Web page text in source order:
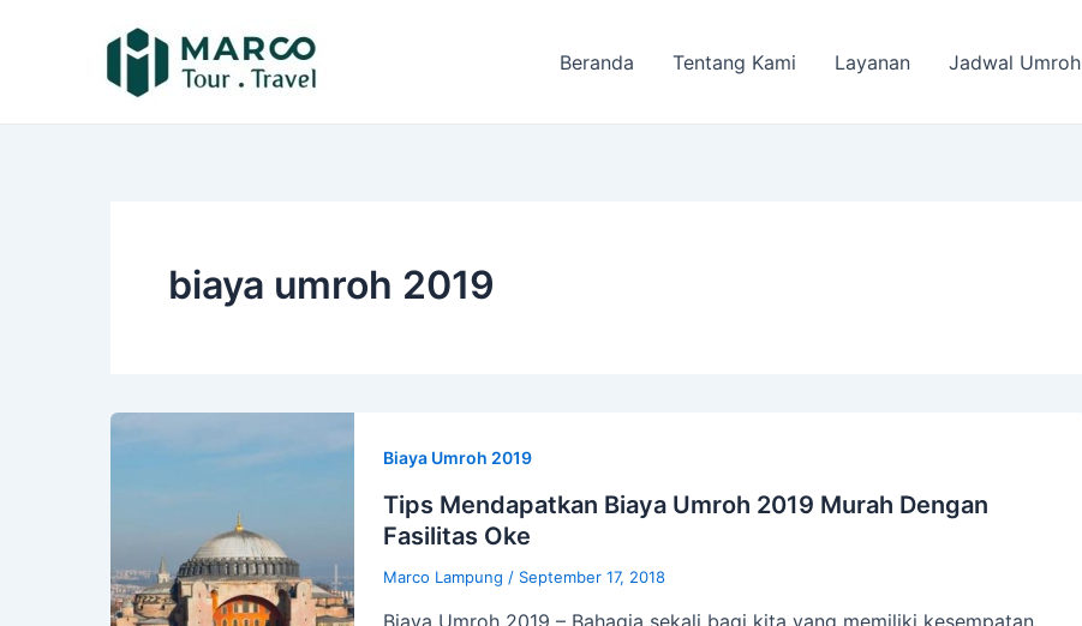
Beranda Tentang Kami Layanan Jadwal Umroh
biaya umroh 2019
Biaya Umroh 2019
Tips Mendapatkan Biaya Umroh 2019 Murah Dengan
Fasilitas Oke
Marco Lampung / September 17, 2018